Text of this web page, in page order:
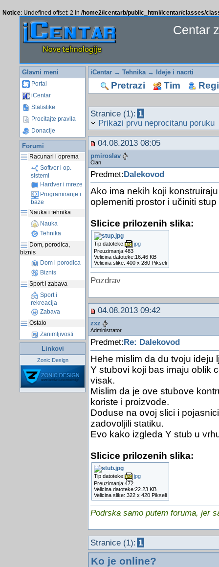
Notice: Undefined offset: 2 in /home2/icentarb/public_html/icentar/classes/
Centar
Glavni meni
Portal
iCentar
Statistike
Procitajte pravila
Donacije
Forumi
Racunari i oprema
Softver i op.
sistemi
Hardver i mreze
Programiranje i
baze
Nauka i tehnika
Nauka
Tehnika
Dom, porodica,
biznis
Dom i porodica
Biznis
Sport i zabava
Sport i
rekreacija
Zabava
Ostalo
Zanimljivosti
Linkovi
Zonic Design
iCentar→ Tehnika→ Ideje i nacrti
Pretrazi Tim
Stranice (1): 1
Prikazi prvu neprocitanu poruku
04.08.2013 08:05
pmiroslav
Clan
Predmet: Dalekovod
Ako ima nekih koji
oplemeniti prostor i učiniti
Slicice prilozenih slika:
Tip datoteke:
jpg
Preuzimanja:483
Velicina datoteke:16.46 KB
Velicina slike: 400 x 280 Pikseli
Pozdrav
04.08.2013 09:42
zxz
Administrator
Predmet:Re: Dalekovod
Hehe mislim da du tvoju ideju
Y stubovi koji bas imaju oblik
visak.
Mislim da je ove stubove
koriste i proizvode.
Doduse na ovoj slici i
zadovoljili statiku.
Evo kako izgleda Y stub u
Slicice prilozenih slika:
Tip datoteke:
jpg
Preuzimanja:472
Velicina datoteke:22.23 KB
Velicina slike: 322 x 420 Pikseli
Podrska samo putem foruma, jer
Stranice (1): 1
Ko je online?